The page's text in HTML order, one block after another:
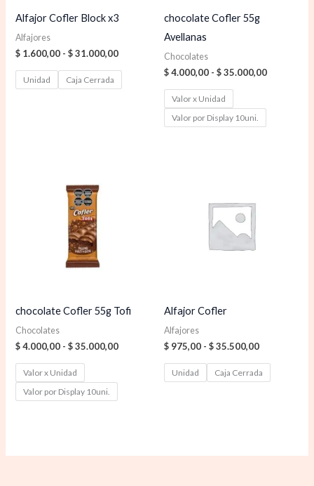
Alfajor Cofler Block x3
Alfajores
$ 1.600,00 - $31.000,00
Unidad Caja Cerrada
chocolate Cofler 55g
Avellanas
Chocolates
$4.000,00 - $35.000,00
Valor x Unidad
Valor por Display 10uni.
chocolate Cofler 55g Tofi
Chocolates
$4.000,00 - $35.000,00
Valor x Unidad
Valor por Display 10uni.
Alfajor Cofler
Alfajores
$ 975,00 - $35.500,00
Unidad Caja Cerrada